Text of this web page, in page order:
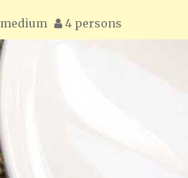
medium 4 persons